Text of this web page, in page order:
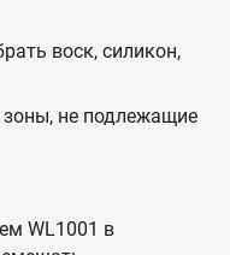
воск, силикон,
не подлежащие
WL1001 в